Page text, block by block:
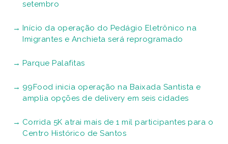
setembro
Início da operação do Pedágio Eletrônico na
Imigrantes e Anchieta será reprogramado
Parque Palafitas
99Food inicia operação na Baixada Santista e
amplia opções de delivery em seis cidades
Corrida 5K atrai mais de 1 mil participantes para o
Centro Histórico de Santos